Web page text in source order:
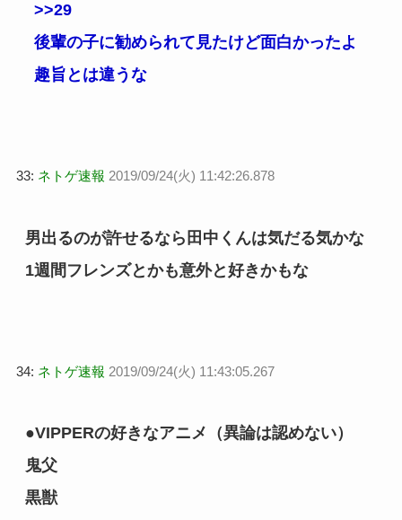
>>29
後輩の子に勧められて見たけど面白かったよ
趣旨とは違うな
33: ネトゲ速報 2019/09/24(火) 11:42:26.878
男出るのが許せるなら田中くんは気だる気かな
1週間フレンズとかも意外と好きかもな
34: ネトゲ速報 2019/09/24(火) 11:43:05.267
●VIPPERの好きなアニメ（異論は認めない）
鬼父
黒獣